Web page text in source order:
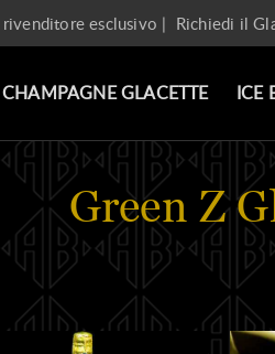
esclusivo | Richiedi il
GLACETTE ICE
Green Z